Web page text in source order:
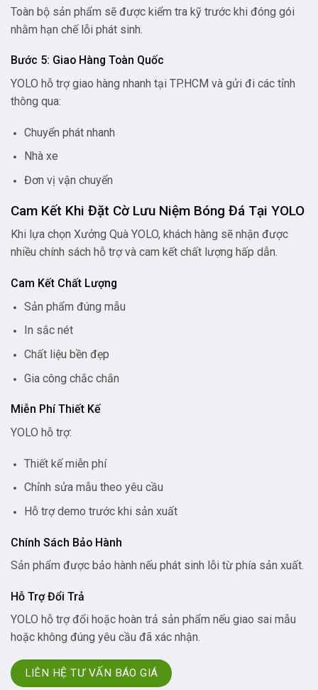
Toàn bộ sản phẩm sẽ được kiểm tra kỹ trước khi đóng gói
nhằm hạn chế lỗi phát sinh.
Bước 5: Giao Hàng Toàn Quốc
YOLO hỗ trợ giao hàng nhanh tại TP.HCM và gửi đi các tỉnh
thông qua:
Chuyển phát nhanh
Nhà xe
Đơn vị vận chuyển
Cam Kết Khi Đặt Cờ Lưu Niệm Bóng Đá Tại YOLO
Khi lựa chọn Xưởng Quà YOLO, khách hàng sẽ nhận được
nhiều chính sách hỗ trợ và cam kết chất lượng hấp dẫn.
Cam Kết Chất Lượng
Sản phẩm đúng mẫu
In sắc nét
Chất liệu bền đẹp
Gia công chắc chắn
Miễn Phí Thiết Kế
YOLO hỗ trợ:
Thiết kế miễn phí
Chỉnh sửa mẫu theo yêu cầu
Hỗ trợ demo trước khi sản xuất
Chính Sách Bảo Hành
Sản phẩm được bảo hành nếu phát sinh lỗi từ phía sản xuất.
Hỗ Trợ Đổi Trả
YOLO hỗ trợ đổi hoặc hoàn trả sản phẩm nếu giao sai mẫu
hoặc không đúng yêu cầu đã xác nhận.
LIÊN HỆ TƯ VẤN BÁO GIÁ